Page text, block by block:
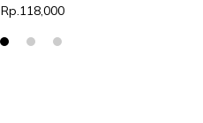
Rp.118,000